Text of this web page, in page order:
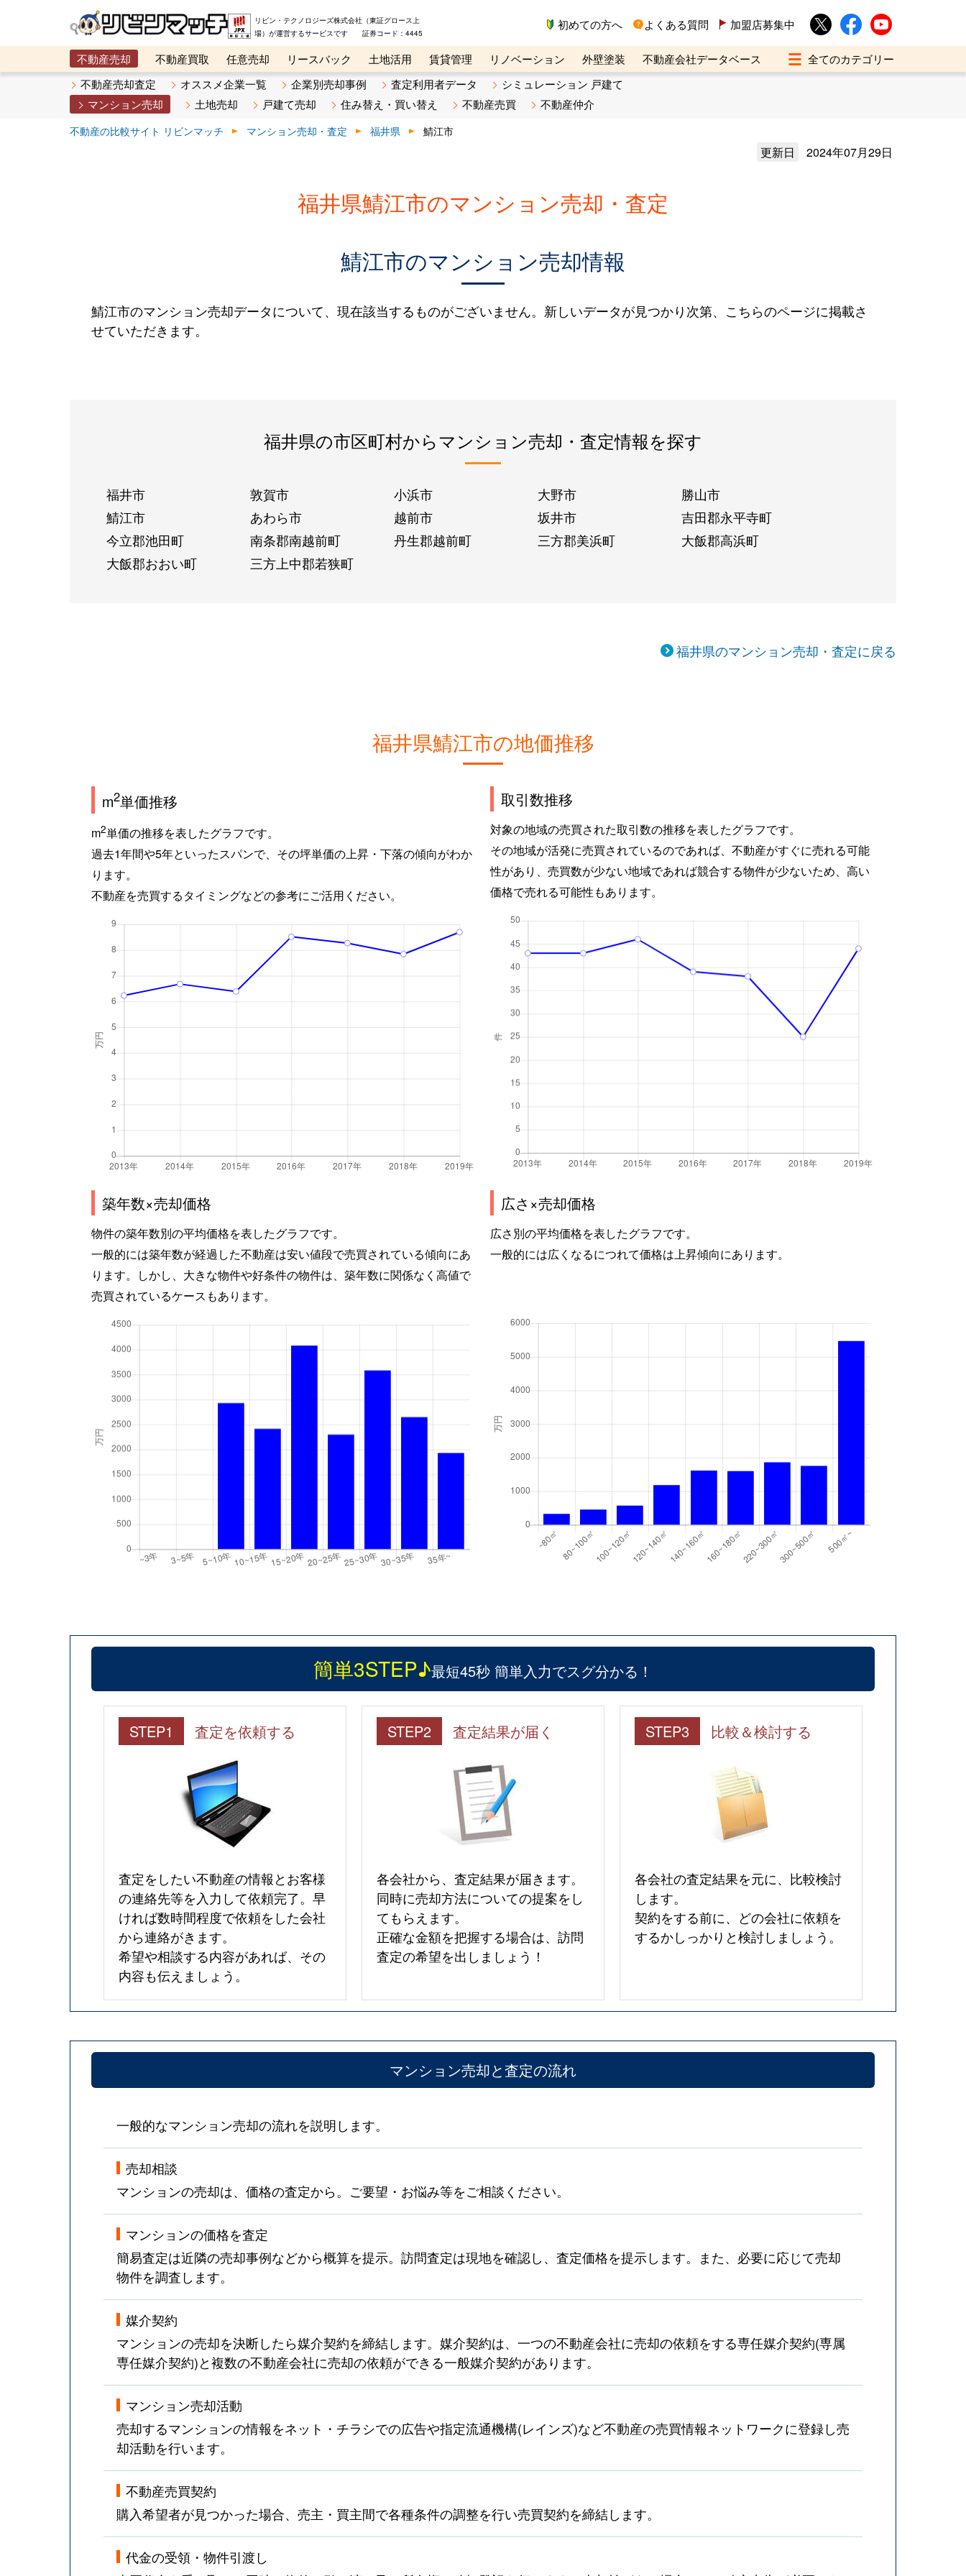
リビン・テクノロジーズ株式会社（東証グロース上
場）が運営するサービスです 証券コード：4445
初めての方へ よくある質問 加盟店募集中
不動産売却 不動産買取 任意売却 リースバック 土地活用 賃貸管理 リノベーション 外壁塗装
不動産会社データベース
メタ住宅展示場
ベスト不動産カンパニー オンライン講座 リビンマガジンBiz 不動産売却ご相談デスク
不動産売却査定 オススメ企業一覧 企業別売却事例 査定利用者データ
シミュレーション 戸建て
マンション売却
土地売却 戸建て売却 住み替え・買い替え 不動産売買 不動産仲介
不動産の比較サイト リビンマッチ マンション売却・査定 福井県 鯖江市
更新日 2024年07月29日
福井県鯖江市のマンション売却・査定
鯖江市のマンション売却情報
鯖江市のマンション売却データについて、現在該当するものがございません。新しいデータが見つかり次第、こちらのページに掲載さ
せていただきます。
福井県の市区町村からマンション売却・査定情報を探す
福井市 敦賀市 小浜市 大野市
勝山市
鯖江市
あわら市 越前市 坂井市
吉田郡永平寺町
今立郡池田町
南条郡南越前町 丹生郡越前町 三方郡美浜町
大飯郡高浜町
大飯郡おおい町
三方上中郡若狭町
福井県のマンション売却・査定に戻る
福井県鯖江市の地価推移
m2単価推移
m2単価の推移を表したグラフです。
過去1年間や5年といったスパンで、その坪単価の上昇・下落の傾向がわか
ります。
不動産を売買するタイミングなどの参考にご活用ください。
取引数推移
対象の地域の売買された取引数の推移を表したグラフです。
その地域が活発に売買されているのであれば、不動産がすぐに売れる可能
性があり、売買数が少ない地域であれば競合する物件が少ないため、高い
価格で売れる可能性もあります。
築年数×売却価格
物件の築年数別の平均価格を表したグラフです。
一般的には築年数が経過した不動産は安い値段で売買されている傾向にあ
ります。しかし、大きな物件や好条件の物件は、築年数に関係なく高値で
売買されているケースもあります。
広さ×売却価格
広さ別の平均価格を表したグラフです。
一般的には広くなるにつれて価格は上昇傾向にあります。
簡単3STEP♪最短45秒 簡単入力でスグ分かる！
STEP1 査定を依頼する
査定をしたい不動産の情報とお客様
の連絡先等を入力して依頼完了。早
ければ数時間程度で依頼をした会社
から連絡がきます。
希望や相談する内容があれば、その
内容も伝えましょう。
STEP2 査定結果が届く
各会社から、査定結果が届きます。
同時に売却方法についての提案をし
てもらえます。
正確な金額を把握する場合は、訪問
査定の希望を出しましょう！
STEP3 比較＆検討する
各会社の査定結果を元に、比較検討
します。
契約をする前に、どの会社に依頼を
するかしっかりと検討しましょう。
マンション売却と査定の流れ
一般的なマンション売却の流れを説明します。
売却相談
マンションの売却は、価格の査定から。ご要望・お悩み等をご相談ください。
マンションの価格を査定
簡易査定は近隣の売却事例などから概算を提示。訪問査定は現地を確認し、査定価格を提示します。また、必要に応じて売却
物件を調査します。
媒介契約
マンションの売却を決断したら媒介契約を締結します。媒介契約は、一つの不動産会社に売却の依頼をする専任媒介契約(専属
専任媒介契約)と複数の不動産会社に売却の依頼ができる一般媒介契約があります。
マンション売却活動
売却するマンションの情報をネット・チラシでの広告や指定流通機構(レインズ)など不動産の売買情報ネットワークに登録し売
却活動を行います。
不動産売買契約
購入希望者が見つかった場合、売主・買主間で各種条件の調整を行い売買契約を締結します。
代金の受領・物件引渡し